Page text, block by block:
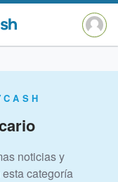
noticias y
categoría